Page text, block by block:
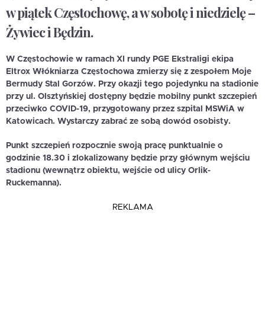
w piątek Częstochowę, a w sobotę i niedzielę –
Żywiec i Będzin.
W Częstochowie w ramach XI rundy PGE Ekstraligi ekipa
Eltrox Włókniarza Częstochowa zmierzy się z zespołem Moje
Bermudy Stal Gorzów. Przy okazji tego pojedynku na stadionie
przy ul. Olsztyńskiej dostępny będzie mobilny punkt szczepień
przeciwko COVID-19, przygotowany przez szpital MSWiA w
Katowicach. Wystarczy zabrać ze sobą dowód osobisty.
Punkt szczepień rozpocznie swoją pracę punktualnie o
godzinie 18.30 i zlokalizowany będzie przy głównym wejściu
stadionu (wewnątrz obiektu, wejście od ulicy Orlik-
Ruckemanna).
REKLAMA